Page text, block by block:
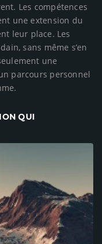
Les compétences
une extension du
leur place. Les
sans même s’en
une
parcours personnel
QUI